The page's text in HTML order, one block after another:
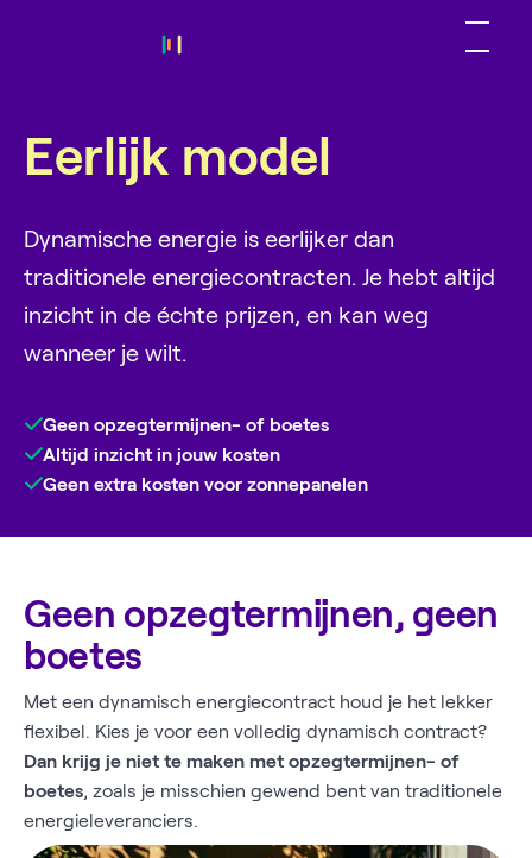
Eerlijk model
Dynamische energie is eerlijker dan
traditionele energiecontracten. Je hebt altijd
inzicht in de échte prijzen, en kan weg
wanneer je wilt.
Geen opzegtermijnen- of boetes
Altijd inzicht in jouw kosten
Geen extra kosten voor zonnepanelen
Geen opzegtermijnen, geen
boetes
Met een dynamisch energiecontract houd je het lekker
flexibel. Kies je voor een volledig dynamisch contract?
Dan krijg je niet te maken met opzegtermijnen- of
boetes, zoals je misschien gewend bent van traditionele
energieleveranciers.